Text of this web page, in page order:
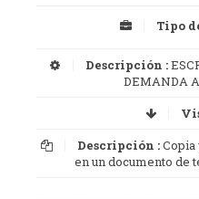
Tipo
Descripción :
DEMANDA
Descripción :Copia
en un documento de